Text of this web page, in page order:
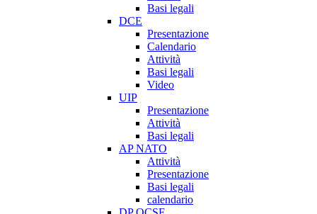
Basi legali
DCE
Presentazione
Calendario
Attività
Basi legali
Video
UIP
Presentazione
Attività
Basi legali
AP NATO
Attività
Presentazione
Basi legali
calendario